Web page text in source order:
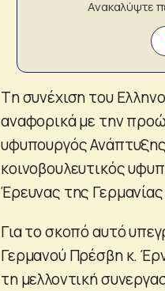
Ανακαλύψτε
Tη συνέχιση του
αναφορικά με την
υφυπουργός
κοινοβουλευτικός
Έρευνας της
Για το σκοπό αυτό
Γερμανού Πρέσβη κ.
τη μελλοντική